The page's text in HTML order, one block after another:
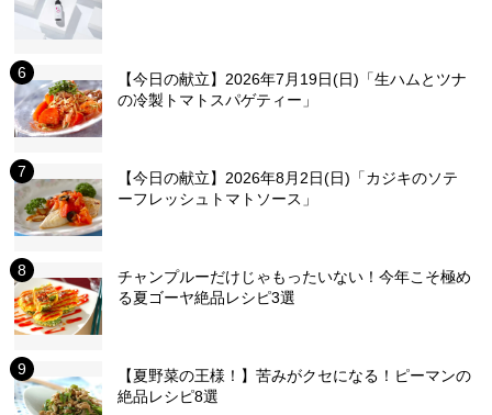
【今日の献立】2026年7月19日(日)「生ハムとツナ
の冷製トマトスパゲティー」
【今日の献立】2026年8月2日(日)「カジキのソテ
ーフレッシュトマトソース」
チャンプルーだけじゃもったいない！今年こそ極め
る夏ゴーヤ絶品レシピ3選
【夏野菜の王様！】苦みがクセになる！ピーマンの
絶品レシピ8選